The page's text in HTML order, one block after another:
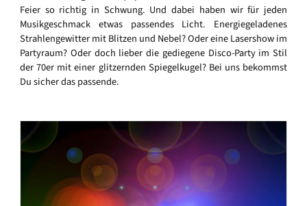
Feier so richtig in Schwung. Und dabei haben wir für jeden
Musikgeschmack etwas passendes Licht. Energiegeladenes
Strahlengewitter mit Blitzen und Nebel? Oder eine Lasershow im
Partyraum? Oder doch lieber die gediegene Disco-Party im Stil
der 70er mit einer glitzernden Spiegelkugel? Bei uns bekommst
Du sicher das passende.